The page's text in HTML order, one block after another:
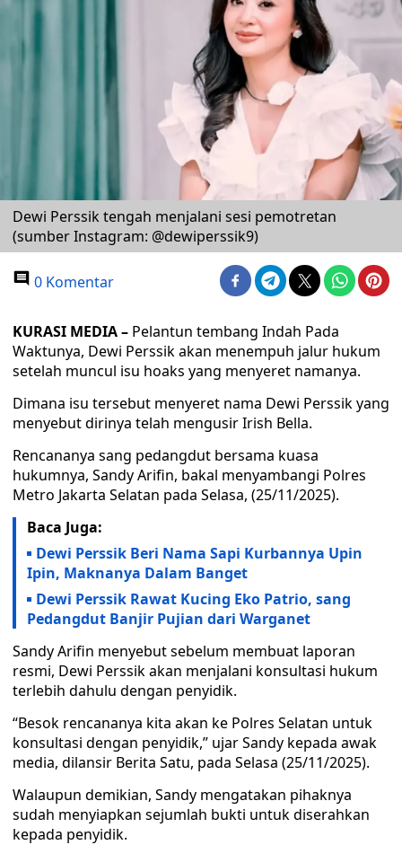
Dewi Perssik tengah menjalani sesi pemotretan
(sumber Instagram: @dewiperssik9)
0 Komentar
KURASI MEDIA – Pelantun tembang Indah Pada
Waktunya, Dewi Perssik akan menempuh jalur hukum
setelah muncul isu hoaks yang menyeret namanya.
Dimana isu tersebut menyeret nama Dewi Perssik yang
menyebut dirinya telah mengusir Irish Bella.
Rencananya sang pedangdut bersama kuasa
hukumnya, Sandy Arifin, bakal menyambangi Polres
Metro Jakarta Selatan pada Selasa, (25/11/2025).
Baca Juga:
Dewi Perssik Beri Nama Sapi Kurbannya Upin
Ipin, Maknanya Dalam Banget
Dewi Perssik Rawat Kucing Eko Patrio, sang
Pedangdut Banjir Pujian dari Warganet
Sandy Arifin menyebut sebelum membuat laporan
resmi, Dewi Perssik akan menjalani konsultasi hukum
terlebih dahulu dengan penyidik.
“Besok rencananya kita akan ke Polres Selatan untuk
konsultasi dengan penyidik,” ujar Sandy kepada awak
media, dilansir Berita Satu, pada Selasa (25/11/2025).
Walaupun demikian, Sandy mengatakan pihaknya
sudah menyiapkan sejumlah bukti untuk diserahkan
kepada penyidik.